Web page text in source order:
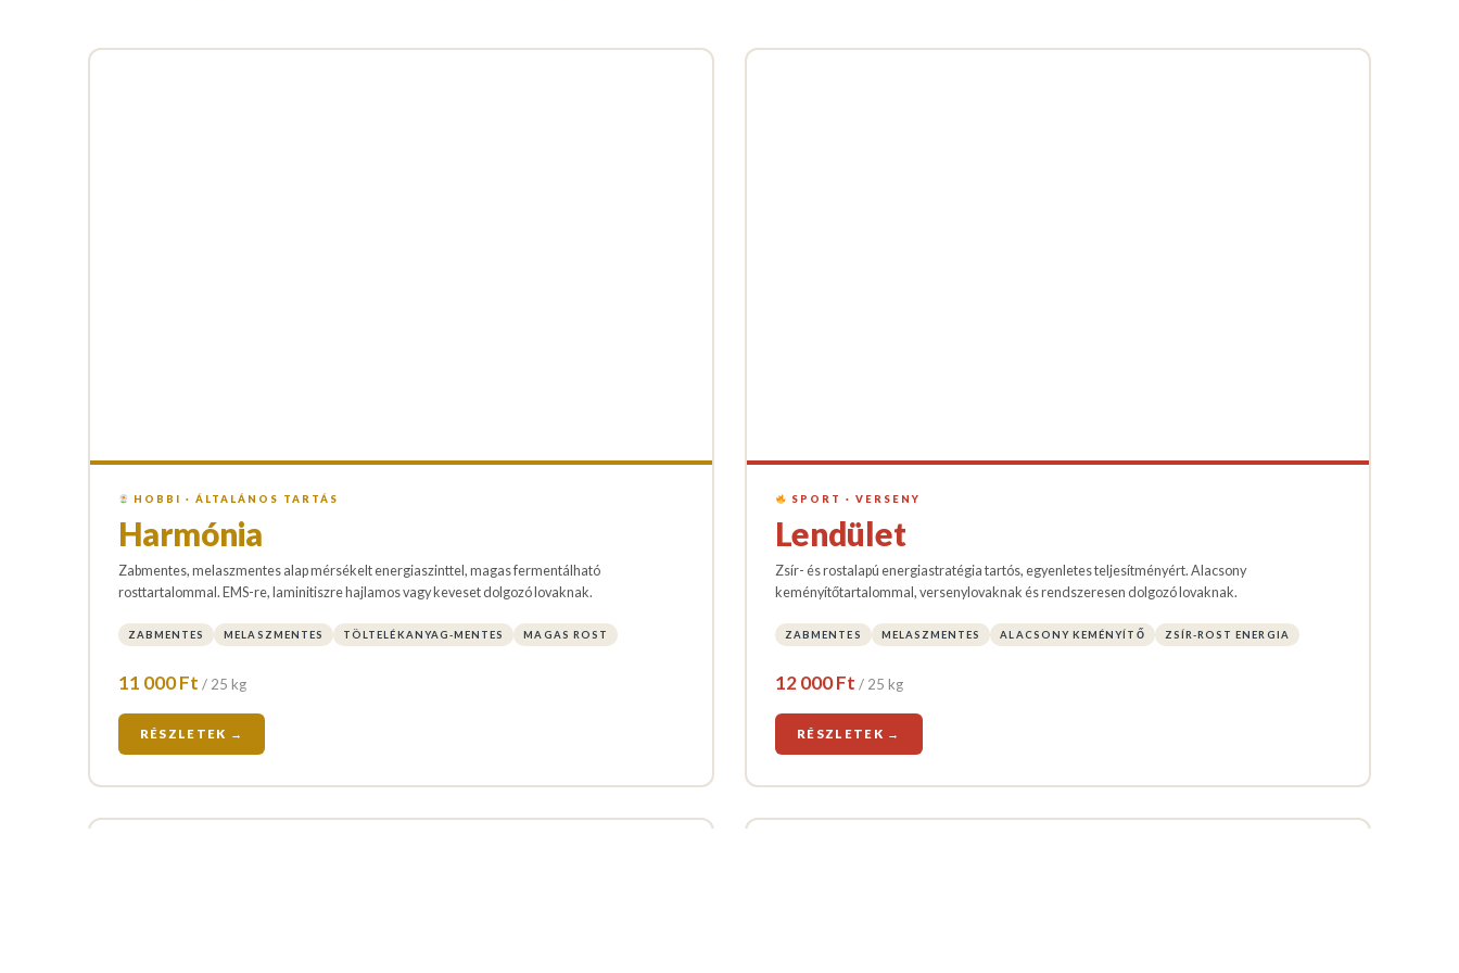
HOBBI · ÁLTALÁNOS TARTÁS
Harmónia
Zabmentes, melaszmentes alap mérsékelt energiaszinttel, magas fermentálható
rosttartalommal. EMS-re, laminitiszre hajlamos vagy keveset dolgozó lovaknak.
ZABMENTES MELASZMENTES TÖLTELÉKANYAG-MENTES MAGAS ROST
11 000 Ft / 25 kg
RÉSZLETEK →
SPORT · VERSENY
Lendület
Zsír- és rostalapú energiastratégia tartós, egyenletes teljesítményért. Alacsony
keményítőtartalommal, versenylovaknak és rendszeresen dolgozó lovaknak.
ZABMENTES MELASZMENTES ALACSONY KEMÉNYÍTŐ ZSÍR-ROST ENERGIA
12 000 Ft / 25 kg
RÉSZLETEK →